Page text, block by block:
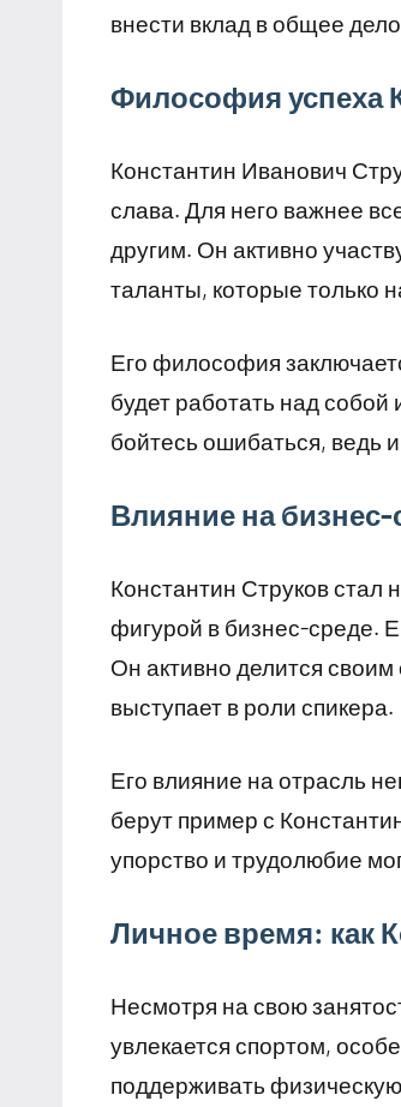
внести вклад в общее
Философия успеха
Константин Иванович
слава. Для него важнее
другим. Он активно
таланты, которые только
Его философия
будет работать над собой
бойтесь ошибаться, ведь
Влияние на бизнес-
Константин Струков стал
фигурой в бизнес-среде.
Он активно делится
выступает в роли спикера.
Его влияние на отрасль
берут пример с
упорство и трудолюбие
Личное время: как
Несмотря на свою
увлекается спортом,
поддерживать